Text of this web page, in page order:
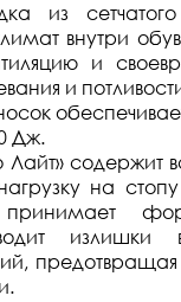
из
внутри
и
и
Дж.
Лайт»
на стопу
предотвращая